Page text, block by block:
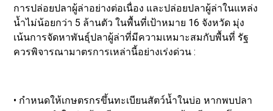
การปล่อยปลาผู้ล่าอย่างต่อเนื่อง และปล่อยปลาผู้ล่าในแหล่ง
น้ำไม่น้อยกว่า 5 ล้านตัว ในพื้นที่เป้าหมาย 16 จังหวัด มุ่ง
เน้นการจัดหาพันธุ์ปลาผู้ล่าที่มีความเหมาะสมกับพื้นที่ รัฐ
ควรพิจารณามาตรการเหล่านี้อย่างเร่งด่วน :
• กำหนดให้เกษตรกรขึ้นทะเบียนสัตว์น้ำในบ่อ หากพบปลา